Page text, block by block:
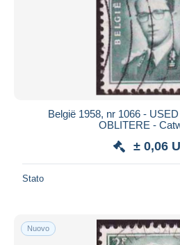
België 1958, nr 1066 -
OBLITERE -
± 0,06
Stato
Nuovo